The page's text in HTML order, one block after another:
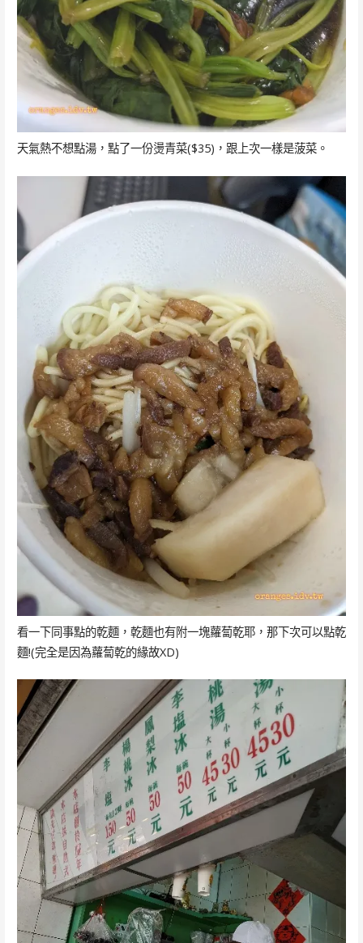
天氣熱不想點湯，點了一份燙青菜($35)，跟上次一樣是菠菜。
看一下同事點的乾麵，乾麵也有附一塊蘿蔔乾耶，那下次可以點乾
麵!(完全是因為蘿蔔乾的緣故XD)